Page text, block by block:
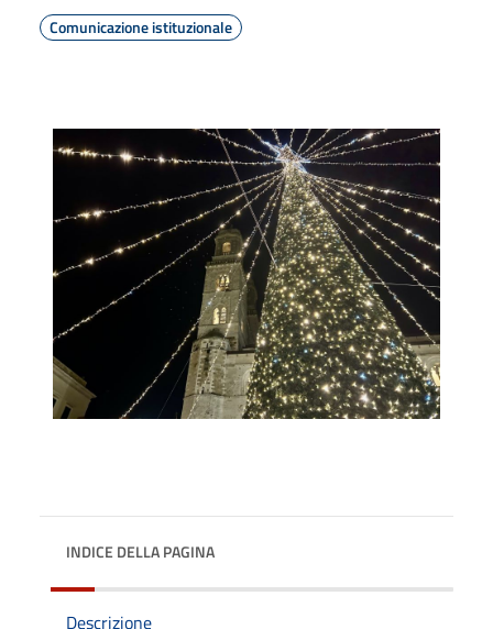
Comunicazione istituzionale
INDICE DELLA PAGINA
Descrizione